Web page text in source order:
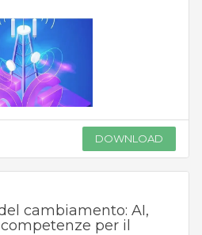
DOWNLOAD
cambiamento: AI,
per il